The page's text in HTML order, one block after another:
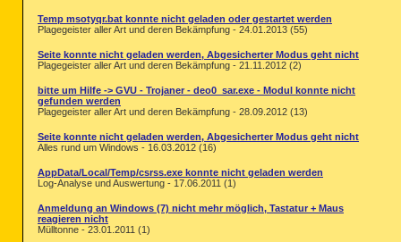
Temp msotyqr.bat konnte nicht geladen oder gestartet werden
Plagegeister aller Art und deren Bekämpfung - 24.01.2013 (55)
Seite konnte nicht geladen werden, Abgesicherter Modus geht nicht
Plagegeister aller Art und deren Bekämpfung - 21.11.2012 (2)
bitte um Hilfe -> GVU - Trojaner - deo0_sar.exe - Modul konnte nicht
gefunden werden
Plagegeister aller Art und deren Bekämpfung - 28.09.2012 (13)
Seite konnte nicht geladen werden, Abgesicherter Modus geht nicht
Alles rund um Windows - 16.03.2012 (16)
AppData/Local/Temp/csrss.exe konnte nicht geladen werden
Log-Analyse und Auswertung - 17.06.2011 (1)
Anmeldung an Windows (7) nicht mehr möglich, Tastatur + Maus
reagieren nicht
Mülltonne - 23.01.2011 (1)